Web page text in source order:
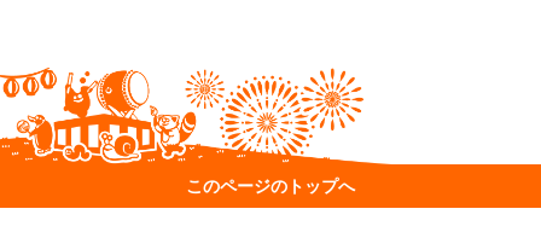
このページのトップへ